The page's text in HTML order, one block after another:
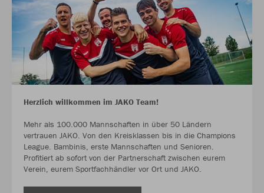
Herzlich willkommen im JAKO Team!
Mehr als 100.000 Mannschaften in über 50 Ländern
vertrauen JAKO. Von den Kreisklassen bis in die Champions
League. Bambinis, erste Mannschaften und Senioren.
Profitiert ab sofort von der Partnerschaft zwischen eurem
Verein, eurem Sportfachhändler vor Ort und JAKO.